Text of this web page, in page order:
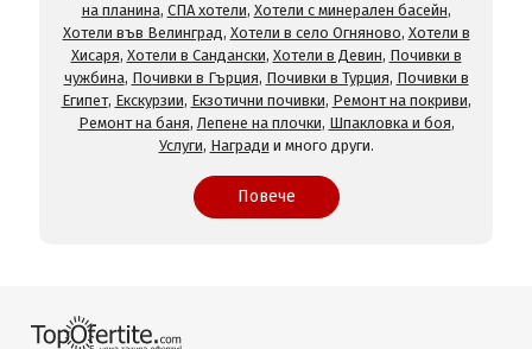
на планина, СПА хотели, Хотели с минерален басейн,
Хотели във Велинград, Хотели в село Огняново, Хотели в
Хисаря, Хотели в Сандански, Хотели в Девин, Почивки в
чужбина, Почивки в Гърция, Почивки в Турция, Почивки в
Египет, Екскурзии, Екзотични почивки, Ремонт на покриви,
Ремонт на баня, Лепене на плочки, Шпакловка и боя,
Услуги, Награди и много други.
Повече